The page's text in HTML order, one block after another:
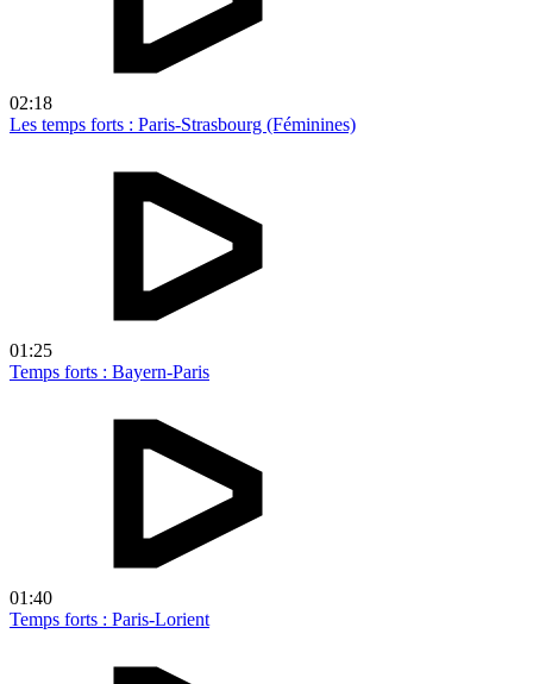
02:18
Les temps forts : Paris-Strasbourg (Féminines)
01:25
Temps forts : Bayern-Paris
01:40
Temps forts : Paris-Lorient